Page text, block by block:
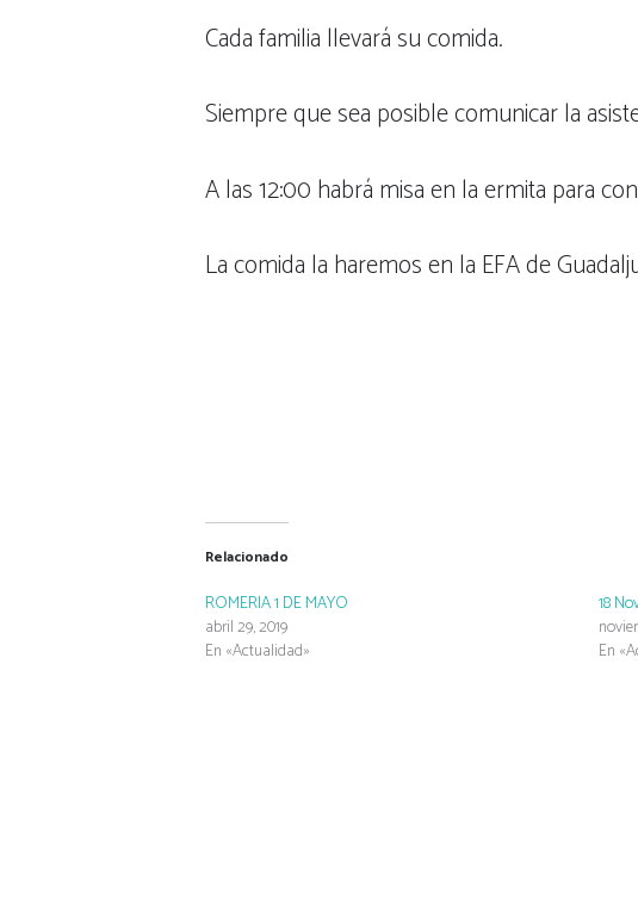
Cada familia llevará su comida.
Siempre que sea posible comunicar la
A las 12:00 habrá misa en la ermita para
La comida la haremos en la EFA de
Relacionado
ROMERIA 1 DE MAYO
abril 29, 2019
En «Actualidad»
18
En